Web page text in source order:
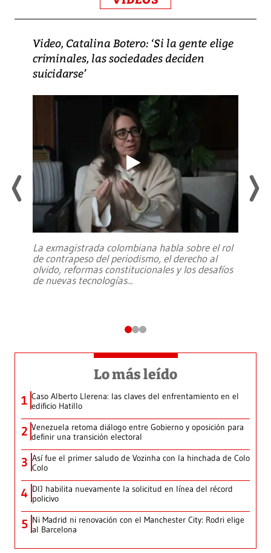
Video, Catalina Botero: ‘Si la gente elige
criminales, las sociedades deciden
suicidarse’
La exmagistrada colombiana habla sobre el rol
de contrapeso del periodismo, el derecho al
olvido, reformas constitucionales y los desafíos
de nuevas tecnologías...
Lo más leído
1 Caso Alberto Llerena: las claves del enfrentamiento en el
edificio Hatillo
2 Venezuela retoma diálogo entre Gobierno y oposición para
definir una transición electoral
3 Así fue el primer saludo de Vozinha con la hinchada de Colo
Colo
4 DIJ habilita nuevamente la solicitud en línea del récord
policivo
5 Ni Madrid ni renovación con el Manchester City: Rodri elige
al Barcelona